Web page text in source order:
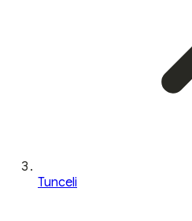
Tunceli